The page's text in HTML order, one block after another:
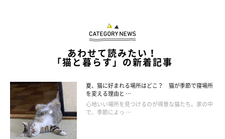
あります。ただ、近年は安全性の高い麻酔が使用されているの
で、避妊手術時に麻酔で死亡する例は、非常にまれです。
あわせて読みたい！
「猫と暮らす」の新着記事
夏、猫に好まれる場所はどこ？ 猫が季節で寝場所
を変える理由と …
心地いい場所を見つけるのが得意な猫たち。家の中
で、季節によっ …